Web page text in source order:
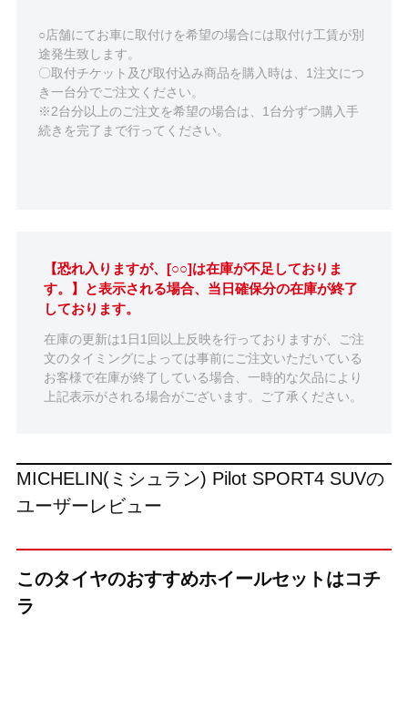
○店舗にてお車に取付けを希望の場合には取付け工賃が別
途発生致します。
〇取付チケット及び取付込み商品を購入時は、1注文につ
き一台分でご注文ください。
※2台分以上のご注文を希望の場合は、1台分ずつ購入手
続きを完了まで行ってください。
【恐れ入りますが、[○○]は在庫が不足しておりま
す。】と表示される場合、当日確保分の在庫が終了
しております。
在庫の更新は1日1回以上反映を行っておりますが、ご注
文のタイミングによっては事前にご注文いただいている
お客様で在庫が終了している場合、一時的な欠品により
上記表示がされる場合がございます。ご了承ください。
MICHELIN(ミシュラン) Pilot SPORT4 SUVの
ユーザーレビュー
このタイヤのおすすめホイールセットはコチ
ラ